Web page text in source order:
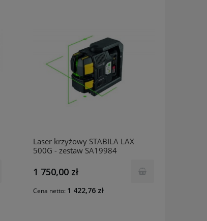
Laser krzyżowy STABILA LAX
500G - zestaw SA19984
1 750,00 zł
Cena netto: 1 422,76 zł